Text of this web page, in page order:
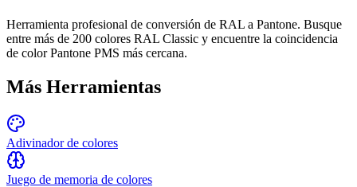
Herramienta profesional de conversión de RAL a Pantone. Busque
entre más de 200 colores RAL Classic y encuentre la coincidencia
de color Pantone PMS más cercana.
Más Herramientas
Adivinador de colores
Juego de memoria de colores